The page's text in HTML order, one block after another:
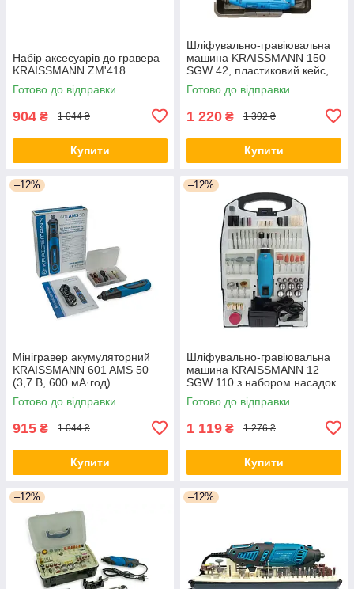
Набір аксесуарів до гравера
KRAISSMANN ZM'418
Готово до відправки
904 ₴ 1 044 ₴
Купити
Шліфувально-гравіювальна
машина KRAISSMANN 150
SGW 42, пластиковий кейс,
гнучкий вал, стійка
Готово до відправки
1 220 ₴ 1 392 ₴
Купити
–12%
Мінігравер акумуляторний
KRAISSMANN 601 AMS 50
(3,7 В, 600 мА·год)
Німеччина
Готово до відправки
915 ₴ 1 044 ₴
Купити
–12%
Шліфувально-гравіювальна
машина KRAISSMANN 12
SGW 110 з набором насадок
у кейсі
Готово до відправки
1 119 ₴ 1 276 ₴
Купити
–12% –12%